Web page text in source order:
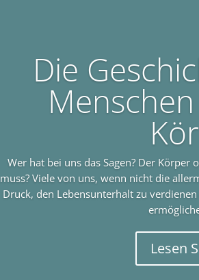
Die
Wer hat bei uns das Sagen? Der
muss? Viele von uns, wenn nicht die
Druck, den Lebensunterhalt zu
Lesen